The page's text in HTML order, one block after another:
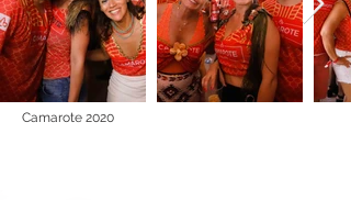
Camarote 2020